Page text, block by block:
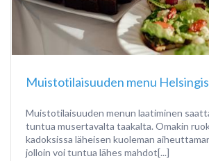
Muistotilaisuuden menu
Muistotilaisuuden menun laatiminen
tuntua musertavalta taakalta. Omakin
kadoksissa läheisen kuoleman
jolloin voi tuntua lähes mahdot[...]